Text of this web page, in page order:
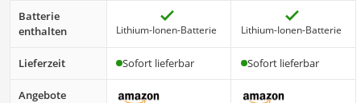
Batterie
enthalten
Lithium-Ionen-Batterie Lithium-Ionen-Batterie
Lieferzeit Sofort lieferbar Sofort lieferbar
Angebote